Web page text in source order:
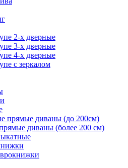
2-х дверные
3-х дверные
4-х дверные
с зеркалом
прямые диваны (до 200см)
диваны (более 200 см)